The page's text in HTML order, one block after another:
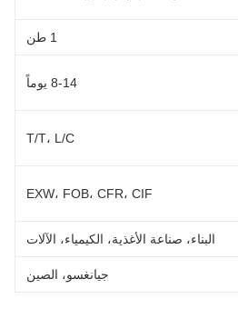
T/T، L/C
EXW، FOB، CFR، CIF
البناء، صناعة الأغذية، الكيمياء، الآلات
جيانغسو، الصين